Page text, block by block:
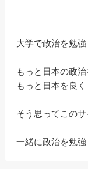
大学で政治を勉強
もっと日本の政
もっと日本を良く
そう思ってこのサ
一緒に政治を勉